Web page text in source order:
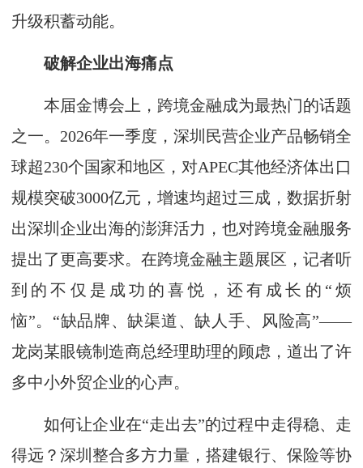
升级积蓄动能。
破解企业出海痛点
本届金博会上，跨境金融成为最热门的话题
之一。2026年一季度，深圳民营企业产品畅销全
球超230个国家和地区，对APEC其他经济体出口
规模突破3000亿元，增速均超过三成，数据折射
出深圳企业出海的澎湃活力，也对跨境金融服务
提出了更高要求。在跨境金融主题展区，记者听
到的不仅是成功的喜悦，还有成长的“烦
恼”。“缺品牌、缺渠道、缺人手、风险高”——
龙岗某眼镜制造商总经理助理的顾虑，道出了许
多中小外贸企业的心声。
如何让企业在“走出去”的过程中走得稳、走
得远？深圳整合多方力量，搭建银行、保险等协